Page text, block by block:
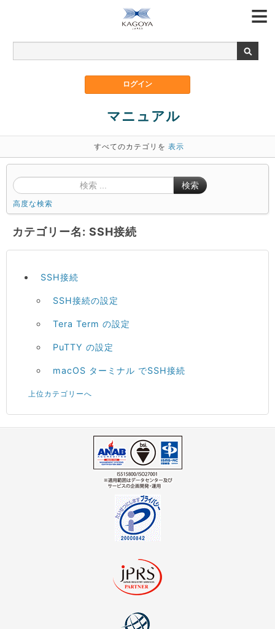
マニュアル
すべてのカテゴリを 表示
検索
高度な検索
カテゴリー名: SSH接続
SSH接続
SSH接続の設定
Tera Term の設定
PuTTY の設定
macOS ターミナル でSSH接続
上位カテゴリーへ